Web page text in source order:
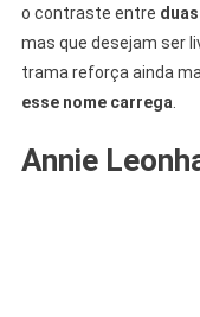
o contraste entre
mas que desejam ser
trama reforça ainda
esse nome carrega
Annie